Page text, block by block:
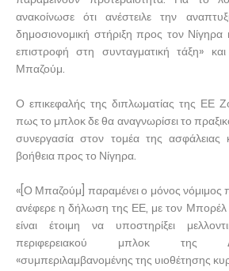
ανακοίνωσε ότι ανέστειλε την
δημοσιονομική στήριξη προς τον Νίγηρα
επιστροφή στη συνταγματική τάξη»
Μπαζούμ.
Ο επικεφαλής της διπλωματίας της ΕΕ
πως το μπλοκ δε θα αναγνωρίσει το
συνεργασία στον τομέα της ασφάλειας
βοήθεια προς το Νίγηρα.
«[Ο Μπαζούμ] παραμένει ο μόνος νόμιμος
ανέφερε η δήλωση της ΕΕ, με τον Μπορέλ
είναι έτοιμη να υποστηρίξει
περιφερειακού μπλοκ της
«συμπεριλαμβανομένης της υιοθέτησης